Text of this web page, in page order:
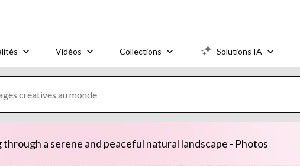
Vidéos Collections Solutions IA
a serene and peaceful natural landscape - Photos